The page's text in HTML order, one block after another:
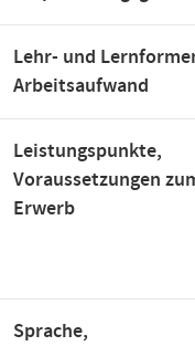
Lehr- und
Arbeitsaufwand
Leistungspunkte,
Voraussetzungen
Erwerb
Sprache,